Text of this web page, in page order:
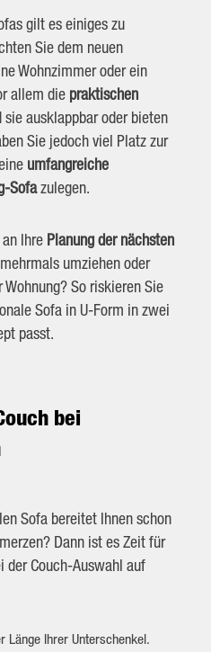
gilt es einiges zu
Sie dem neuen
Wohnzimmer oder ein
allem die praktischen
ausklappbar oder bieten
Sie jedoch viel Platz zur
umfangreiche
Sofazulegen.
Ihre Planung der nächsten
umziehen oder
So riskieren Sie
Sofa in U-Form in zwei
passt.
bei
Sofa bereitet Ihnen schon
Dann ist es Zeit für
der Couch-Auswahl auf
Länge Ihrer Unterschenkel.